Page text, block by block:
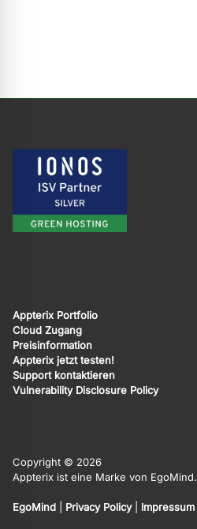
Appterix Portfolio
Cloud Zugang
Preisinformation
Appterix jetzt testen!
Support kontaktieren
Vulnerability Disclosure Policy
Copyright © 2026
Appterix ist eine Marke von EgoMind.
EgoMind Privacy Policy Impressum